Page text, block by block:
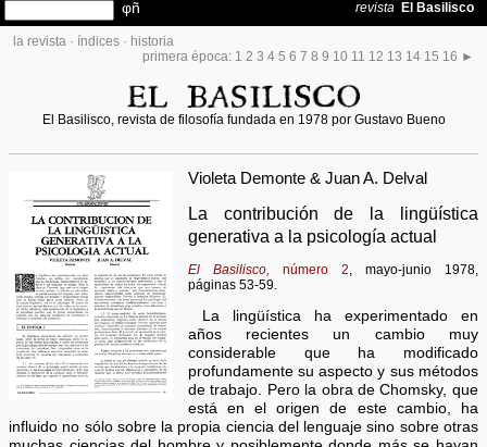
la revista · índices · historia
primera época: 1 2 3 4 5 6 7 8 9 10 11 12 13 14 15 16 ►
El Basilisco, revista de filosofía fundada en 1978 por Gustavo Bueno
Violeta Demonte & Juan A. Delval
La contribución de la lingüística
generativa a la psicología actual
El Basilisco, número 2, mayo-junio 1978,
páginas 53-59.
La lingüística ha experimentado en
años recientes un cambio muy
considerable que ha modificado
profundamente su aspecto y sus métodos
de trabajo. Pero la obra de Chomsky, que
está en el origen de este cambio, ha
influido no sólo sobre la propia ciencia del lenguaje sino sobre otras